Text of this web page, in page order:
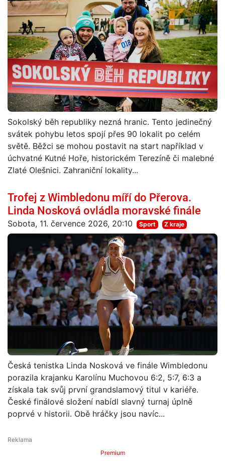
Sokolský běh republiky nezná hranic. Tento jedinečný
svátek pohybu letos spojí přes 90 lokalit po celém
světě. Běžci se mohou postavit na start například v
úchvatné Kutné Hoře, historickém Terezíně či malebné
Zlaté Olešnici. Zahraniční lokality...
Trofej z Wimbledonu míří do Přerova.
Linda Nosková ovládla moravské finále
Sobota, 11. července 2026, 20:10 Sport Z kraje
Česká tenistka Linda Nosková ve finále Wimbledonu
porazila krajanku Karolínu Muchovou 6:2, 5:7, 6:3 a
získala tak svůj první grandslamový titul v kariéře.
České finálové složení nabídl slavný turnaj úplně
poprvé v historii. Obě hráčky jsou navíc...
Premium